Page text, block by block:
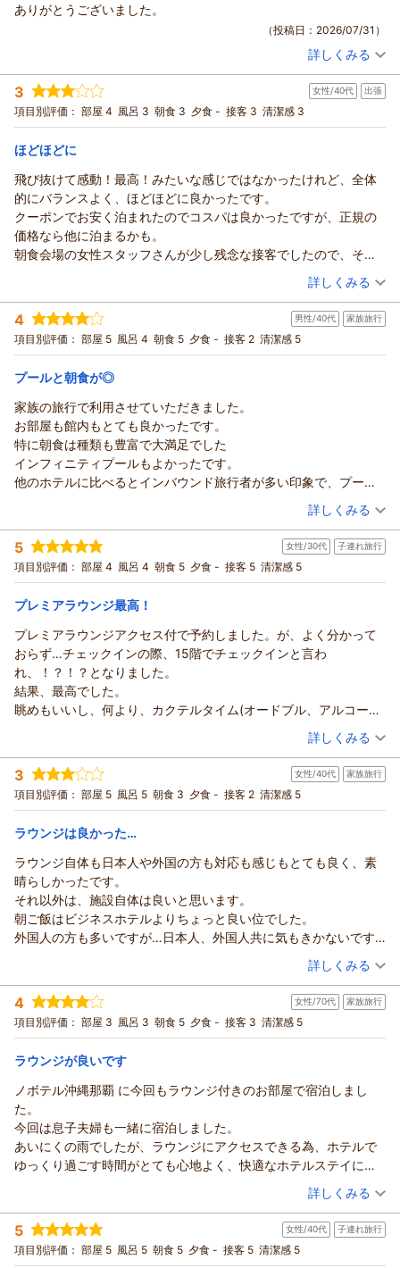
ありがとうございました。
（投稿日：2026/07/31）
投稿者： むーみんさん(男性/40代)
宿泊プラン： 【ファミリー応援】お子様歓迎♪当プランに限り12歳以下まで
添い寝無料！／朝食付き
ツイン 朝のみ
宿泊価格帯： 14,001～15,000円(大人一人あたり/税込)
詳しくみる
3 女性/40代 出張
項目別評価： 部屋 4 風呂 3 朝食 3 夕食 - 接客 3 清潔感 3
ほどほどに
飛び抜けて感動！最高！みたいな感じではなかったけれど、全体
的にバランスよく、ほどほどに良かったです。
クーポンでお安く泊まれたのでコスパは良かったですが、正規の
価格なら他に泊まるかも。
朝食会場の女性スタッフさんが少し残念な接客でしたので、そこ
でマイナスイメージがついてしまったのでこの星評価です。
（投稿日：2026/07/29）
宿泊時期： 2026年07月宿泊 (出張)
投稿者： ＡＭさん(女性/40代)
宿泊プラン： 【じゃらん限定】期間限定！最上階プレミアラウンジアクセス
付！さらに朝食もついてお得♪
ツイン 朝のみ
宿泊価格帯： 17,001～18,000円(大人一人あたり/税込)
詳しくみる
4 男性/40代 家族旅行
項目別評価： 部屋 5 風呂 4 朝食 5 夕食 - 接客 2 清潔感 5
プールと朝食が◎
家族の旅行で利用させていただきました。
お部屋も館内もとても良かったです。
特に朝食は種類も豊富で大満足でした
インフィニティプールもよかったです。
他のホテルに比べるとインバウンド旅行者が多い印象で、プール
にはものすごくたくさん人がいて、使うマナーや、食事のマナー
コントロールできることではないので仕方ないとは思いますが。
アクセスは車かタクシーが便利です。
その点を除けばとても良いホテルだと思いました。
チェックアウト時に車を回してもらうのにとんでもなく時間がか
かるので、時間には余裕を持って行動した方が良いと思います。
（投稿日：2026/07/25）
宿泊時期： 2026年07月宿泊 (家族旅行)
投稿者： hiroさん(男性/40代)
宿泊プラン： 【5月厳選】＜早期割＞30日前の予約限定で15％OFF！／プレ
ミアラウンジアクセス付
ツイン 朝のみ
宿泊価格帯： 12,001～13,000円(大人一人あたり/税込)
詳しくみる
5 女性/30代 子連れ旅行
項目別評価： 部屋 4 風呂 4 朝食 5 夕食 - 接客 5 清潔感 5
プレミアラウンジ最高！
プレミアラウンジアクセス付で予約しました。が、よく分かって
おらず…チェックインの際、15階でチェックインと言わ
れ、！？！？となりました。
結果、最高でした。
眺めもいいし、何より、カクテルタイム(オードブル、アルコール
食べ飲み放題)が素晴らしすぎて…また泊まりたいです。
それにプールもよかったです。決して広くはないですが、きれい
でした。タオルも部屋のものと別で使えてありがたい。
12階のお部屋はとてもきれいでした。ただ、ちょっと狭かったで
す。お風呂は部屋から見えるので、カーテンを閉めました。子ど
プレミアラウンジアクセス付きのプラン、また泊まりたいです。
（投稿日：2026/07/19）
宿泊時期： 2026年07月宿泊 (子連れ旅行)
投稿者： さーさん(女性/30代)
宿泊プラン： 【じゃらん限定】期間限定！最上階プレミアラウンジアクセス
付！さらに朝食もついてお得♪
ツイン 朝のみ
宿泊価格帯： 11,001～12,000円(大人一人あたり/税込)
詳しくみる
3 女性/40代 家族旅行
項目別評価： 部屋 5 風呂 5 朝食 3 夕食 - 接客 2 清潔感 5
ラウンジは良かった…
ラウンジ自体も日本人や外国の方も対応も感じもとても良く、素
晴らしかったです。
それ以外は、施設自体は良いと思います。
朝ご飯はビジネスホテルよりちょっと良い位でした。
外国人の方も多いですが…日本人、外国人共に気もきかないです
3／1の値段で泊まったホテルの方が、とても対応も良く良かった
です。
値段と全然見合ってない。
人それぞれですが、私にはとても残念でした。
（投稿日：2026/07/08）
宿泊時期： 2026年07月宿泊 (家族旅行)
投稿者： まーま1133さん
宿泊プラン： 【5月厳選】＜早期割＞30日前の予約限定で15％OFF！／プレ
ミアラウンジアクセス付
ツイン 朝のみ
宿泊価格帯： 20,001～21,000円(大人一人あたり/税込)
詳しくみる
4 女性/70代 家族旅行
項目別評価： 部屋 3 風呂 3 朝食 5 夕食 - 接客 3 清潔感 5
ラウンジが良いです
ノボテル沖縄那覇 に今回もラウンジ付きのお部屋で宿泊しまし
た。
今回は息子夫婦も一緒に宿泊しました。
あいにくの雨でしたが、ラウンジにアクセスできる為、ホテルで
ゆっくり過ごす時間がとても心地よく、快適なホテルステイにな
特に朝食は種類も豊富でどれも美味しく、沖縄らしいメニューも
楽しめて大満足です。
ラウンジも落ち着いた雰囲気で、眺めも良くゆったりと過ごせま
した。スタッフの皆さんも親切で、また沖縄に来る際にはぜひ利
（投稿日：2026/07/04）
宿泊時期： 2026年05月宿泊 (家族旅行)
投稿者： マコリンさん
宿泊プラン： 【じゃらんのお得な10日間】30日前限定最大15％OFF！最上
階ラウンジで過ごす大人旅☆朝食ブッフェ付！
ツイン 朝のみ
詳しくみる
5 女性/40代 子連れ旅行
項目別評価： 部屋 5 風呂 5 朝食 5 夕食 - 接客 5 清潔感 5